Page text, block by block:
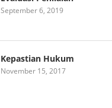
September 6, 2019
Kepastian Hukum
November 15, 2017